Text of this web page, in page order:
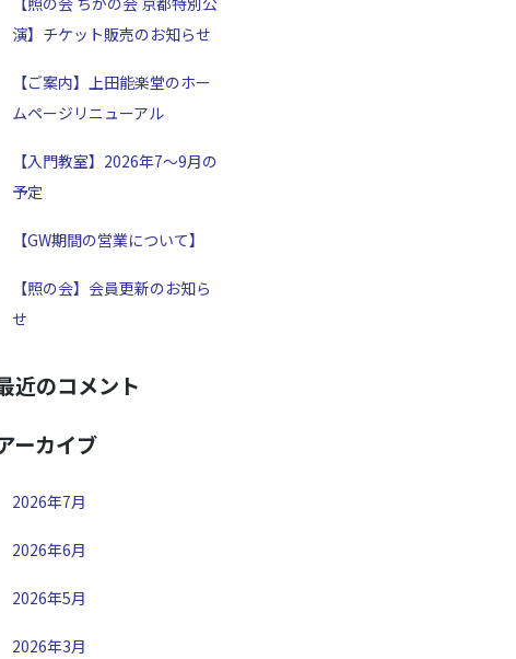
演】チケット販売のお知らせ
【ご案内】上田能楽堂のホー
ムページリニューアル
【入門教室】2026年7～9月の
予定
【GW期間の営業について】
【照の会】会員更新のお知ら
せ
近のコメント
ーカイブ
2026年7月
2026年6月
2026年5月
2026年3月